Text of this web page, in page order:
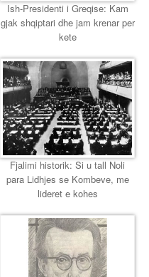
Ish-Presidenti i Greqise: Kam
gjak shqiptari dhe jam krenar per
kete
Fjalimi historik: Si u tall Noli
para Lidhjes se Kombeve, me
lideret e kohes